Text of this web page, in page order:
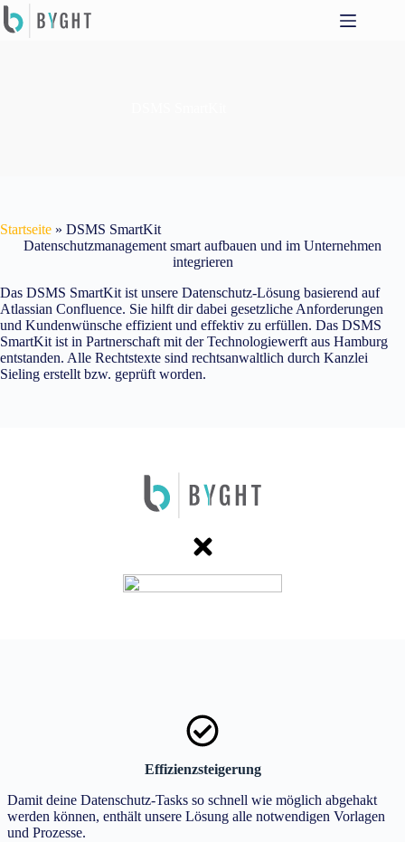
Zum
Inhalt
springen
Startseite » DSMS SmartKit
Datenschutzmanagement smart aufbauen und im Unternehmen
integrieren
Das DSMS SmartKit ist unsere Datenschutz-Lösung basierend auf
Atlassian Confluence. Sie hilft dir dabei gesetzliche Anforderungen
und Kundenwünsche effizient und effektiv zu erfüllen. Das DSMS
SmartKit ist in Partnerschaft mit der Technologiewerft aus Hamburg
entstanden. Alle Rechtstexte sind rechtsanwaltlich durch Kanzlei
Sieling erstellt bzw. geprüft worden.
Effizienzsteigerung
Damit deine Datenschutz-Tasks so schnell wie möglich abgehakt
werden können, enthält unsere Lösung alle notwendigen Vorlagen
und Prozesse.